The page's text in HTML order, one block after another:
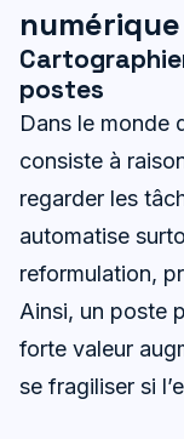
postes
Dans le monde
consiste à
regarder les
automatise
reformulation,
Ainsi, un poste
forte valeur
se fragiliser si